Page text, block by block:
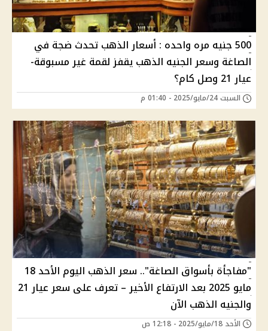
500 جنيه مره واحده : أسعار الذهب تحدث ضجة في
الصاغة وسعر الجنيه الذهب يقفز لقمة غير مسبوقة-
عيار 21 وصل كام؟
السبت 24/مايو/2025 - 01:40 م
"مفاجأة بأسواق الصاغة".. سعر الذهب اليوم الأحد 18
مايو 2025 بعد الارتفاع الأخير – تعرف على سعر عيار 21
والجنيه الذهب الآن
الأحد 18/مايو/2025 - 12:18 ص